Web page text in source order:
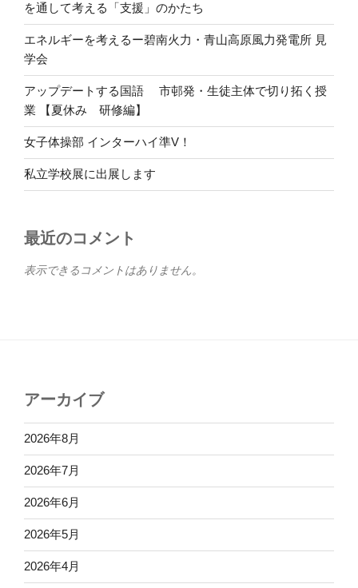
を通して考える「支援」のかたち
エネルギーを考えるー碧南火力・青山高原風力発電所 見
学会
アップデートする国語 市邨発・生徒主体で切り拓く授
業 【夏休み 研修編】
女子体操部 インターハイ準V！
私立学校展に出展します
最近のコメント
表示できるコメントはありません。
アーカイブ
2026年8月
2026年7月
2026年6月
2026年5月
2026年4月